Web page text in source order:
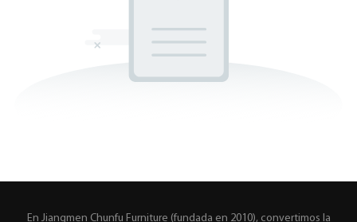
En Jiangmen Chunfu Furniture (fundada en 2010), convertimos la